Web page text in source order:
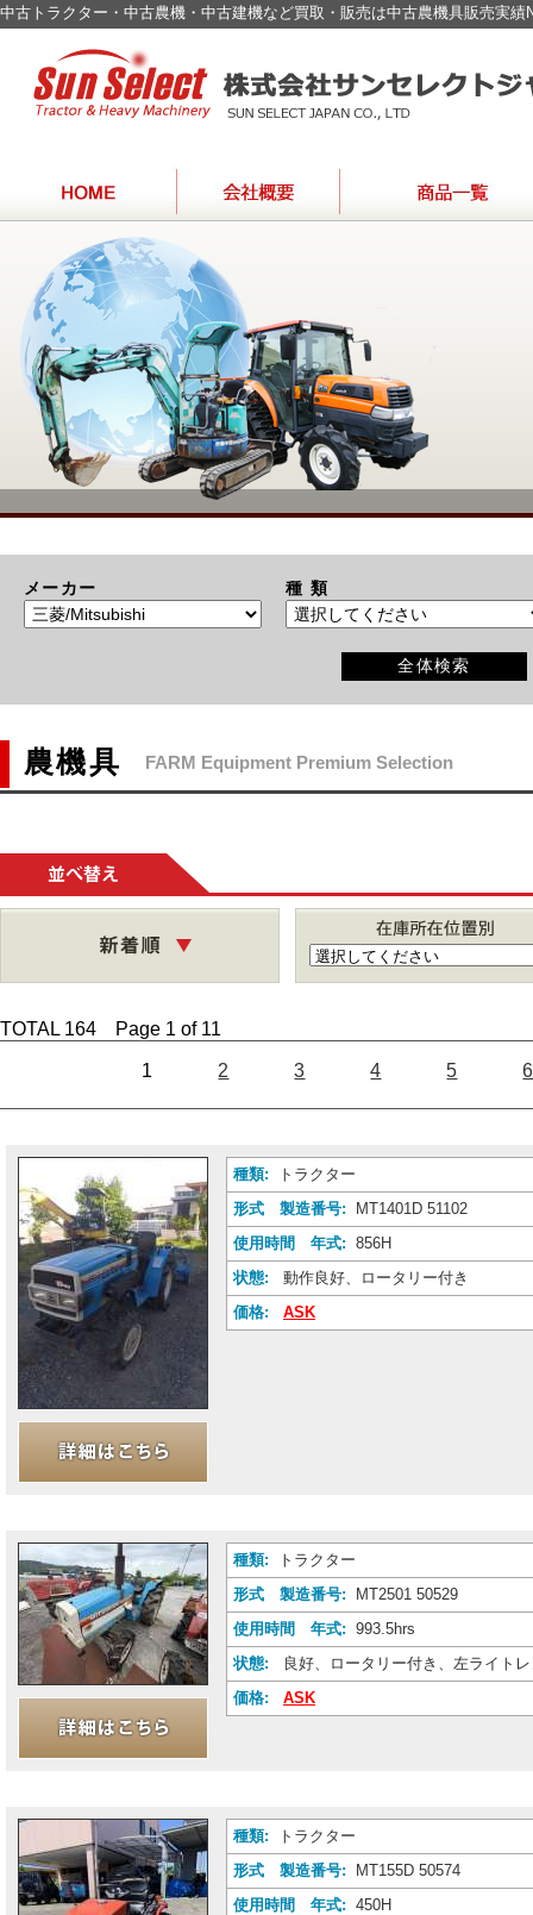
中古トラクター・中古農機・中古建機など買取・販売は中古農機具販売実
JAPAN
FARM
TRACTOR
CONSTRUCTION
MACHINERY
メーカー 種 類
全体検索
農機具 FARM Equipment Premium Selection
替
TOTAL 164 Page 1 of 11
1 2 3 4 5 6
種類:
トラクター
形式 製造番号:
MT1401D 51102
使用時間 年式: 856H
状態:
動作良好、ロータリー付き
価格:
ASK
種類:
トラクター
形式 製造番号:
MT2501 50529
使用時間 年式: 993.5hrs
状態:
良好、ロータリー付き、左ライト
価格:
ASK
種類:
トラクター
形式 製造番号:
MT155D 50574
使用時間 年式: 450H